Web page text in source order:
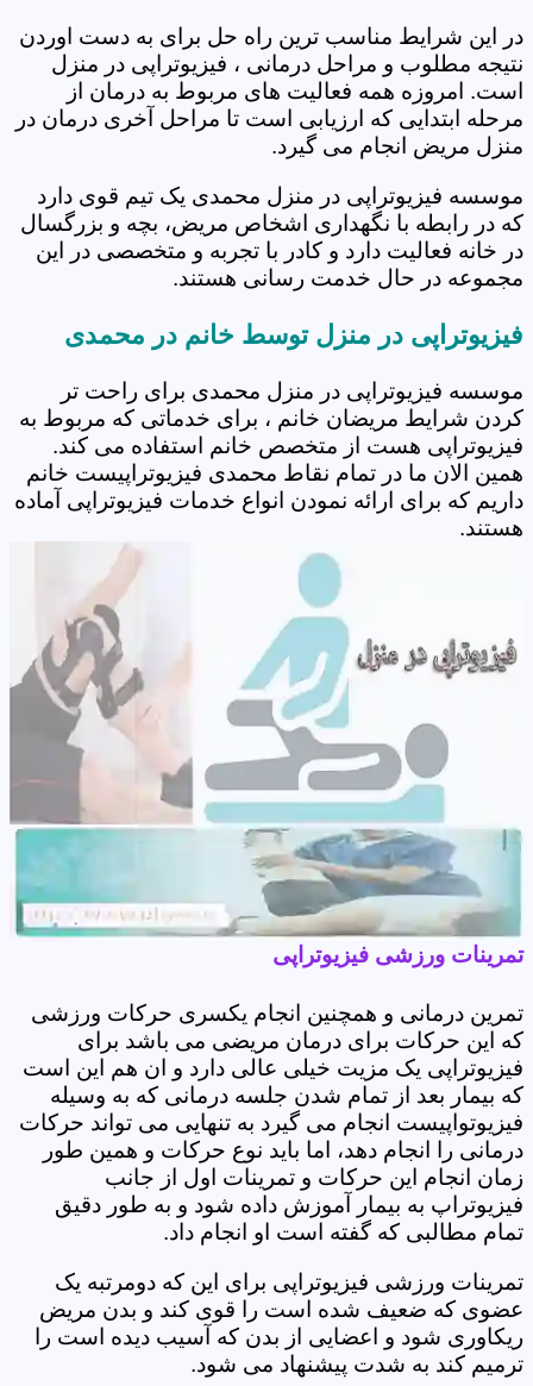
در این شرایط مناسب ترین راه حل برای به دست اوردن
نتیجه مطلوب و مراحل درمانی ، فیزیوتراپی در منزل
است. امروزه همه فعالیت های مربوط به درمان از
مرحله ابتدایی که ارزیابی است تا مراحل آخری درمان در
منزل مریض انجام می گیرد.
موسسه فیزیوتراپی در منزل محمدی یک تیم قوی دارد
که در رابطه با نگهداری اشخاص مریض، بچه و بزرگسال
در خانه فعالیت دارد و کادر با تجربه و متخصصی در این
مجموعه در حال خدمت رسانی هستند.
فیزیوتراپی در منزل توسط خانم در محمدی
موسسه فیزیوتراپی در منزل محمدی برای راحت تر
کردن شرایط مریضان خانم ، برای خدماتی که مربوط به
فیزیوتراپی هست از متخصص خانم استفاده می کند.
همین الان ما در تمام نقاط محمدی فیزیوتراپیست خانم
داریم که برای ارائه نمودن انواع خدمات فیزیوتراپی آماده
هستند.
تمرینات ورزشی فیزیوتراپی
تمرین درمانی و همچنین انجام یکسری حرکات ورزشی
که این حرکات برای درمان مریضی می باشد برای
فیزیوتراپی یک مزیت خیلی عالی دارد و ان هم این است
که بیمار بعد از تمام شدن جلسه درمانی که به وسیله
فیزیوتواپیست انجام می گیرد به تنهایی می تواند حرکات
درمانی را انجام دهد، اما باید نوع حرکات و همین طور
زمان انجام این حرکات و تمرینات اول از جانب
فیزیوتراپ به بیمار آموزش داده شود و به طور دقیق
تمام مطالبی که گفته است او انجام داد.
تمرینات ورزشی فیزیوتراپی برای این که دومرتبه یک
عضوی که ضعیف شده است را قوی کند و بدن مریض
ریکاوری شود و اعضایی از بدن که آسیب دیده است را
ترمیم کند به شدت پیشنهاد می شود.